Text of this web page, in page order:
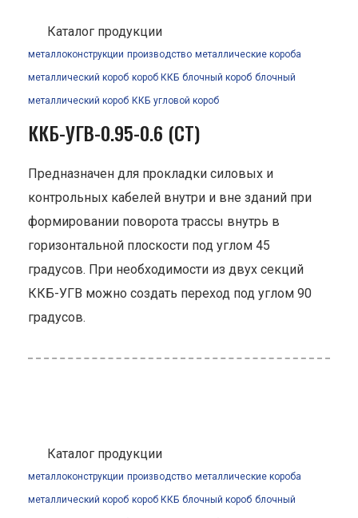
Каталог продукции
металлоконструкции производство металлические короба
металлический короб короб ККБ блочный короб блочный
металлический короб ККБ угловой короб
ККБ-УГВ-0.95-0.6 (СТ)
Предназначен для прокладки силовых и
контрольных кабелей внутри и вне зданий при
формировании поворота трассы внутрь в
горизонтальной плоскости под углом 45
градусов. При необходимости из двух секций
ККБ-УГВ можно создать переход под углом 90
градусов.
Каталог продукции
металлоконструкции производство металлические короба
металлический короб короб ККБ блочный короб блочный